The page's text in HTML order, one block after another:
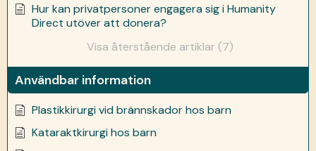
Hur kan privatpersoner engagera sig i Humanity
Direct utöver att donera?
Visa återstående artiklar (7)
Användbar information
Plastikkirurgi vid brännskador hos barn
Kataraktkirurgi hos barn